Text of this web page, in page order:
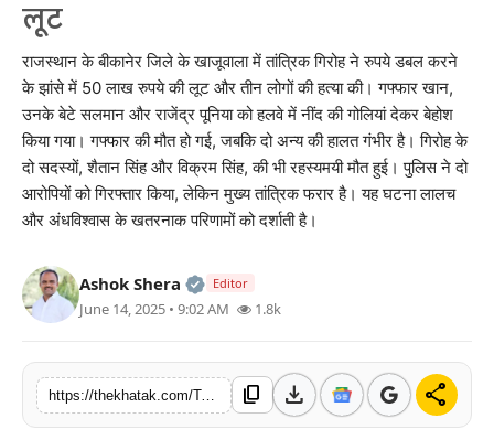
क्राइम
भारत
बॉलीवुड
खेल
अंतर्राष्ट्रीय
लूट
राजस्थान के बीकानेर जिले के खाजूवाला में तांत्रिक गिरोह ने रुपये डबल करने
के झांसे में 50 लाख रुपये की लूट और तीन लोगों की हत्या की। गफ्फार खान,
उनके बेटे सलमान और राजेंद्र पूनिया को हलवे में नींद की गोलियां देकर बेहोश
किया गया। गफ्फार की मौत हो गई, जबकि दो अन्य की हालत गंभीर है। गिरोह के
दो सदस्यों, शैतान सिंह और विक्रम सिंह, की भी रहस्यमयी मौत हुई। पुलिस ने दो
आरोपियों को गिरफ्तार किया, लेकिन मुख्य तांत्रिक फरार है। यह घटना लालच
और अंधविश्वास के खतरनाक परिणामों को दर्शाती है।
Ashok Shera Official | Verified Expert • 11 Jun,
Editor
June 14, 2025 • 9:02 AM 1.8k
https://thekhatak.com/Tantric-Scam-Bikaner-Robbery-Murder content_copy download share